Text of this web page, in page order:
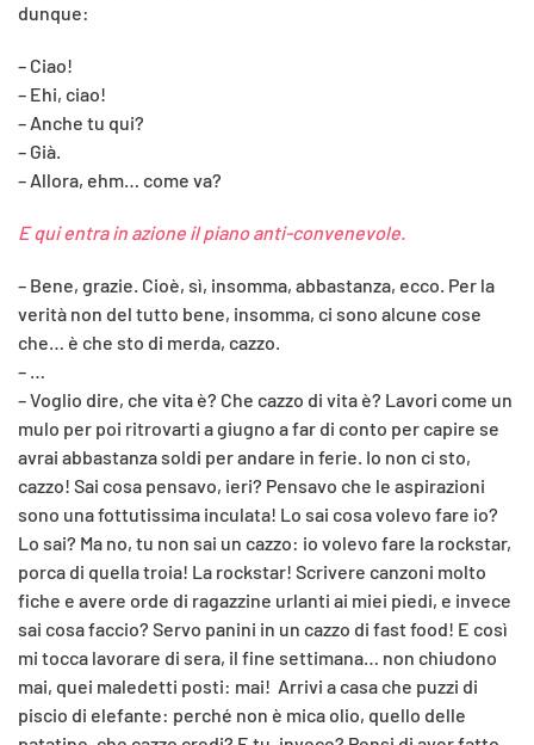
dunque:
– Ciao!
– Ehi, ciao!
– Anche tu qui?
– Già.
– Allora, ehm… come va?
E qui entra in azione il piano anti-convenevole.
– Bene, grazie. Cioè, sì, insomma, abbastanza, ecco. Per la
verità non del tutto bene, insomma, ci sono alcune cose
che… è che sto di merda, cazzo.
– …
– Voglio dire, che vita è? Che cazzo di vita è? Lavori come un
mulo per poi ritrovarti a giugno a far di conto per capire se
avrai abbastanza soldi per andare in ferie. Io non ci sto,
cazzo! Sai cosa pensavo, ieri? Pensavo che le aspirazioni
sono una fottutissima inculata! Lo sai cosa volevo fare io?
Lo sai? Ma no, tu non sai un cazzo: io volevo fare la rockstar,
porca di quella troia! La rockstar! Scrivere canzoni molto
fiche e avere orde di ragazzine urlanti ai miei piedi, e invece
sai cosa faccio? Servo panini in un cazzo di fast food! E così
mi tocca lavorare di sera, il fine settimana… non chiudono
mai, quei maledetti posti: mai! Arrivi a casa che puzzi di
piscio di elefante: perché non è mica olio, quello delle